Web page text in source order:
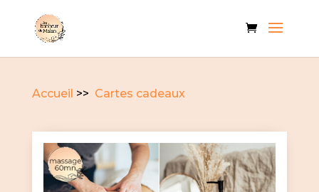
Accueil >> Cartes cadeaux